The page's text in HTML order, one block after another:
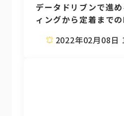
データドリブンで進
ィングから定着まで
2022年02月08日